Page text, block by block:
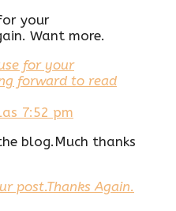
your
Want more.
for your
forward to read
7:52 pm
blog.Much thanks
post.Thanks Again.